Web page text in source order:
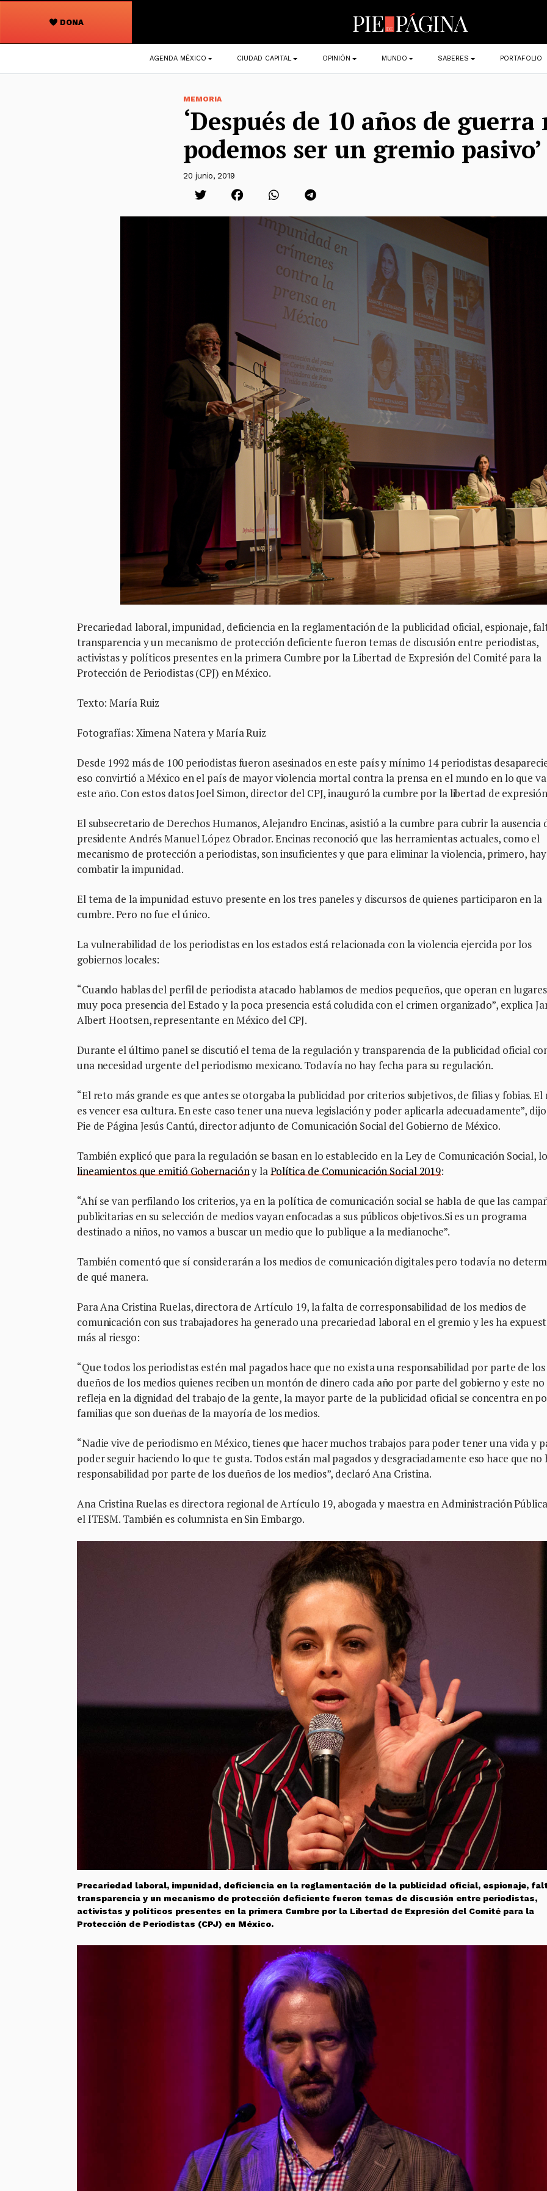
DONA
Navegación
principal
AGENDA MÉXICO CIUDAD CAPITAL OPINIÓN MUNDO SABERES PORTAFOLIO
MEMORIA
‘Después de 10 años de guerra
podemos ser un gremio pasivo’
20 junio, 2019
Precariedad laboral, impunidad, deficiencia en la reglamentación de la publicidad oficial, espionaje,
transparencia y un mecanismo de protección deficiente fueron temas de discusión entre periodistas,
activistas y políticos presentes en la primera Cumbre por la Libertad de Expresión del Comité para la
Protección de Periodistas (CPJ) en México.
Texto: María Ruiz
Fotografías: Ximena Natera y María Ruiz
Desde 1992 más de 100 periodistas fueron asesinados en este país y mínimo 14 periodistas
eso convirtió a México en el país de mayor violencia mortal contra la prensa en el mundo en lo que
este año. Con estos datos Joel Simon, director del CPJ, inauguró la cumbre por la libertad de
El subsecretario de Derechos Humanos, Alejandro Encinas, asistió a la cumbre para cubrir la ausencia
presidente Andrés Manuel López Obrador. Encinas reconoció que las herramientas actuales, como el
mecanismo de protección a periodistas, son insuficientes y que para eliminar la violencia, primero,
combatir la impunidad.
El tema de la impunidad estuvo presente en los tres paneles y discursos de quienes participaron en la
cumbre. Pero no fue el único.
La vulnerabilidad de los periodistas en los estados está relacionada con la violencia ejercida por los
gobiernos locales:
“Cuando hablas del perfil de periodista atacado hablamos de medios pequeños, que operan en
muy poca presencia del Estado y la poca presencia está coludida con el crimen organizado”, explica
Albert Hootsen, representante en México del CPJ.
Durante el último panel se discutió el tema de la regulación y transparencia de la publicidad oficial
una necesidad urgente del periodismo mexicano. Todavía no hay fecha para su regulación.
“El reto más grande es que antes se otorgaba la publicidad por criterios subjetivos, de filias y fobias. El
es vencer esa cultura. En este caso tener una nueva legislación y poder aplicarla adecuadamente”,
Pie de Página Jesús Cantú, director adjunto de Comunicación Social del Gobierno de México.
También explicó que para la regulación se basan en lo establecido en la Ley de Comunicación Social,
lineamientos que emitió Gobernacióny laPolítica de Comunicación Social 2019:
“Ahí se van perfilando los criterios, ya en la política de comunicación social se habla de que las
publicitarias en su selección de medios vayan enfocadas a sus públicos objetivos.Si es un programa
destinado a niños, no vamos a buscar un medio que lo publique a la medianoche”.
También comentó que sí considerarán a los medios de comunicación digitales pero todavía no
de qué manera.
Para Ana Cristina Ruelas, directora de Artículo 19, la falta de corresponsabilidad de los medios de
comunicación con sus trabajadores ha generado una precariedad laboral en el gremio y les ha
más al riesgo:
“Que todos los periodistas estén mal pagados hace que no exista una responsabilidad por parte de los
dueños de los medios quienes reciben un montón de dinero cada año por parte del gobierno y este no
refleja en la dignidad del trabajo de la gente, la mayor parte de la publicidad oficial se concentra en
familias que son dueñas de la mayoría de los medios.
“Nadie vive de periodismo en México, tienes que hacer muchos trabajos para poder tener una vida y
poder seguir haciendo lo que te gusta. Todos están mal pagados y desgraciadamente eso hace que no
responsabilidad por parte de los dueños de los medios”, declaró Ana Cristina.
Ana Cristina Ruelas es directora regional de Artículo 19, abogada y maestra en Administración
el ITESM. También es columnista en Sin Embargo.
Precariedad laboral, impunidad, deficiencia en la reglamentación de la publicidad oficial, espionaje,
transparencia y un mecanismo de protección deficiente fueron temas de discusión entre periodistas,
activistas y políticos presentes en la primera Cumbre por la Libertad de Expresión del Comité para la
Protección de Periodistas (CPJ) en México.